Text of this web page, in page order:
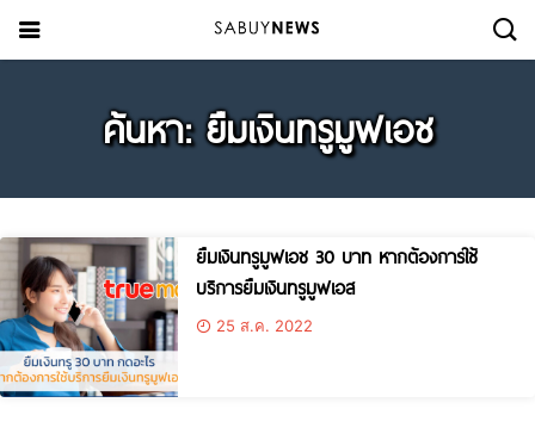
ค้นหา: ยืมเงินทรูมูฟเอช
ยืมเงินทรูมูฟเอช 30 บาท หากต้องการใช้
บริการยืมเงินทรูมูฟเอส
25 ส.ค. 2022